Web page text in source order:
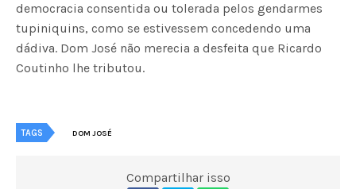
democracia consentida ou tolerada pelos gendarmes
tupiniquins, como se estivessem concedendo uma
dádiva. Dom José não merecia a desfeita que Ricardo
Coutinho lhe tributou.
TAGS DOM JOSÉ
Compartilhar isso